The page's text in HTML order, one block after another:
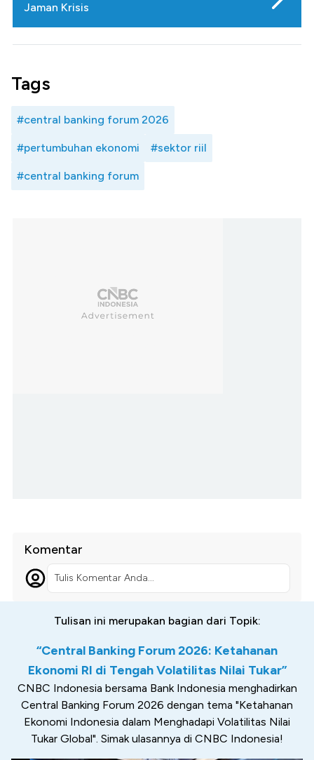
Jaman Krisis
Tags
#central banking forum 2026
#pertumbuhan ekonomi #sektor riil
#central banking forum
Komentar
Tulis Komentar Anda...
Tulisan ini merupakan bagian dari Topik:
“Central Banking Forum 2026: Ketahanan
Ekonomi RI di Tengah Volatilitas Nilai Tukar”
CNBC Indonesia bersama Bank Indonesia menghadirkan
Central Banking Forum 2026 dengan tema "Ketahanan
Ekonomi Indonesia dalam Menghadapi Volatilitas Nilai
Tukar Global". Simak ulasannya di CNBC Indonesia!